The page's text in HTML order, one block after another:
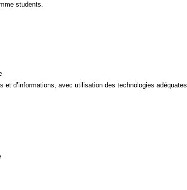
students.
et d’informations, avec utilisation des technologies adéquates